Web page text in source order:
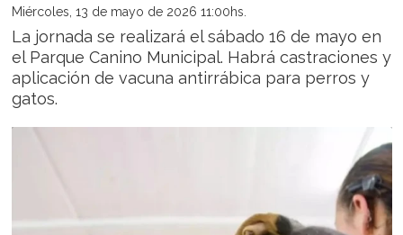
Miércoles, 13 de mayo de 2026 11:00hs.
La jornada se realizará el sábado 16 de mayo en
el Parque Canino Municipal. Habrá castraciones y
aplicación de vacuna antirrábica para perros y
gatos.